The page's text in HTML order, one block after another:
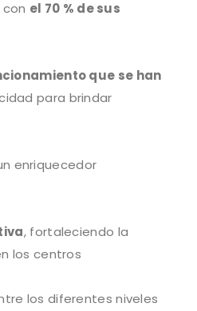
el 70 % de sus
que se han
para brindar
enriquecedor
, fortaleciendo la
los centros
los diferentes niveles